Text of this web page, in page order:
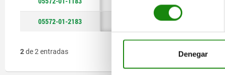
consentimiento
Denegar
05572-01-2183 empuñadura en T con
2de 2 entradas